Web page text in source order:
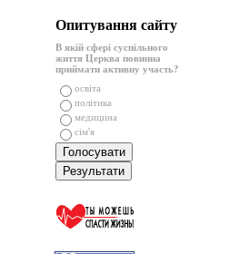
Опитування сайту
В якій сфері суспільного
життя Церква повинна
приймати активну участь?
освіта
політика
медицина
сім'я